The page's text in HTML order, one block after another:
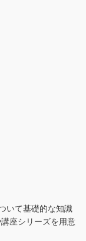
いて基礎的な知識
座シリーズを用意